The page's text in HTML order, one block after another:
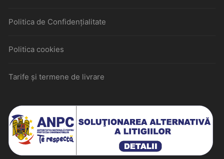
Politica de Confidențialitate
Politica cookies
Tarife și termene de livrare